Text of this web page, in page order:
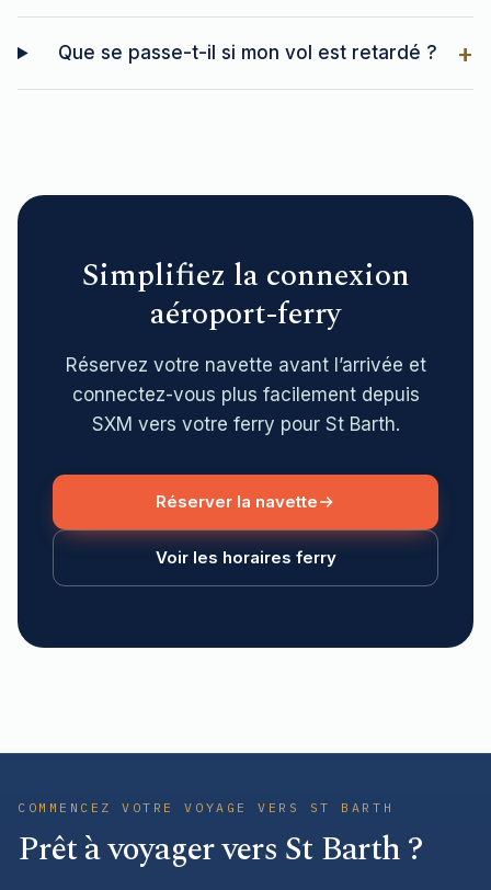
Que se passe-t-il si mon vol est retardé ? +
Simplifiez la connexion
aéroport-ferry
Réservez votre navette avant l’arrivée et
connectez-vous plus facilement depuis
SXM vers votre ferry pour St Barth.
Réserver la navette
Voir les horaires ferry
COMMENCEZ VOTRE VOYAGE VERS ST BARTH
Prêt à voyager vers St Barth ?